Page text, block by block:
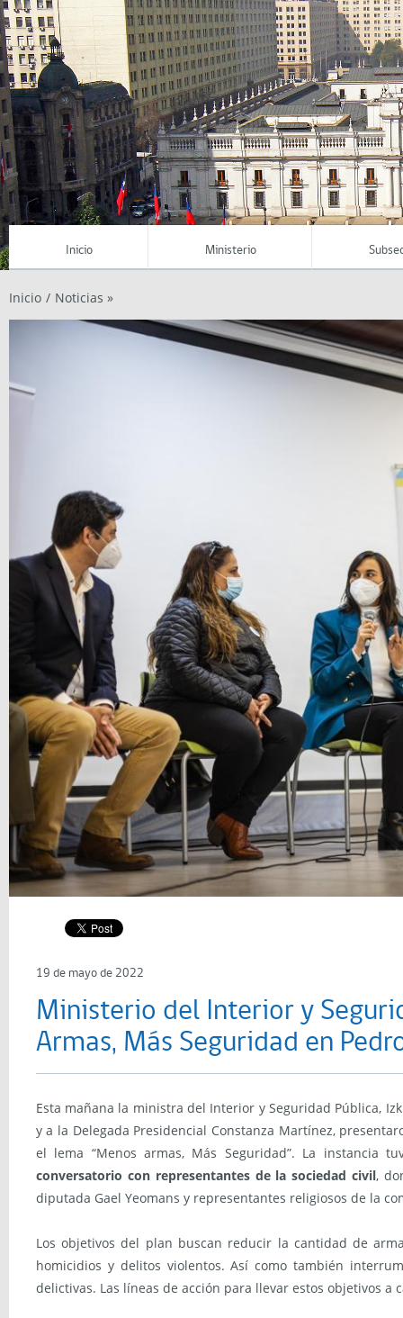
Inicio Ministerio
Inicio / Noticias »
19 de mayo de 2022
Ministerio del Interior y
Armas, Más Seguridad en
Esta mañana la ministra del Interior y Seguridad Pública,
y a la Delegada Presidencial Constanza Martínez,
el lema “Menos armas, Más Seguridad”. La
conversatorio con representantes de la sociedad civil,
diputada Gael Yeomans y representantes religiosos de la
Los objetivos del plan buscan reducir la cantidad de
homicidios y delitos violentos. Así como también
delictivas. Las líneas de acción para llevar estos objetivos a